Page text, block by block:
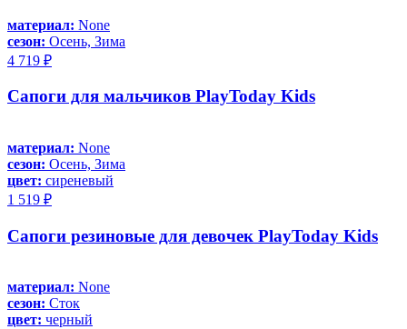
материал: None
сезон: Осень, Зима
4 719 ₽
Сапоги для мальчиков PlayToday Kids
материал: None
сезон: Осень, Зима
цвет: сиреневый
1 519 ₽
Сапоги резиновые для девочек PlayToday Kids
материал: None
сезон: Сток
цвет: черный